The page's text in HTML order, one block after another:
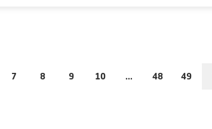
7 8 9 10 ... 48 49